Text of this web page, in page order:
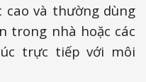
cao và thường dùng
trong nhà hoặc các
trực tiếp với môi